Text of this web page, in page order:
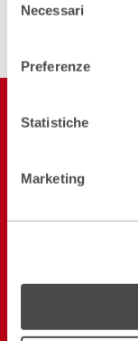
delNecessari
Preferenze
Statistiche
Marketing
ISCRIVITI ALLA
Restiamo
Seguici